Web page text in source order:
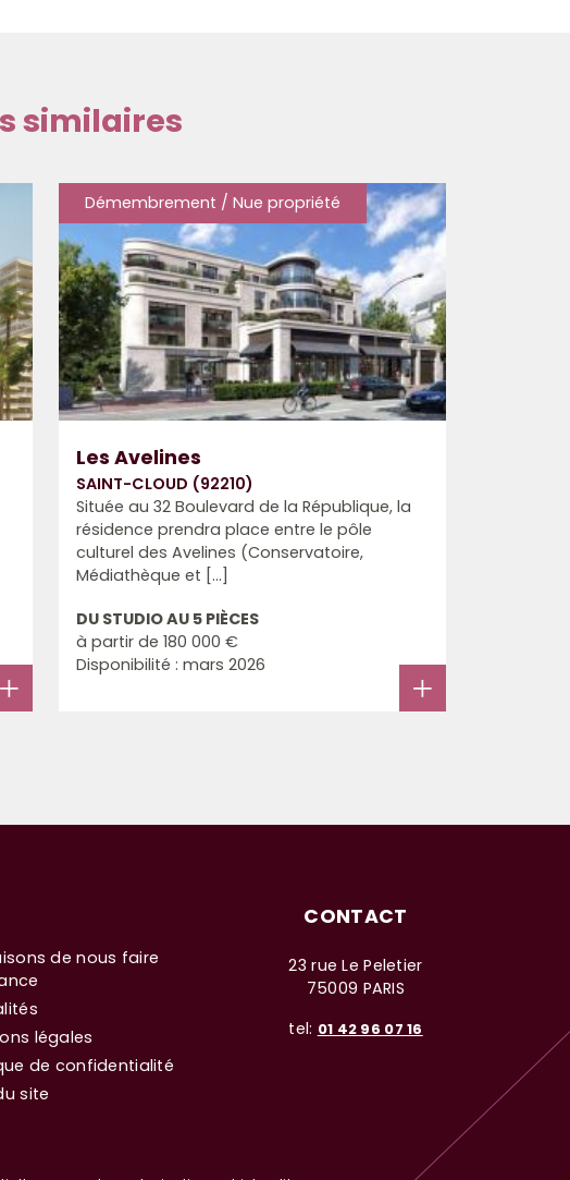
similaires
Démembrement / Nue propriété
Les Avelines
SAINT-CLOUD (92210)
Située au 32 Boulevard de la République, la
résidence prendra place entre le pôle
culturel des Avelines (Conservatoire,
Médiathèque et [...]
DU STUDIO AU 5 PIÈCES
à partir de 180 000 €
Disponibilité : mars 2026
de nous faire
légales
de confidentialité
site
CONTACT
23 rue Le Peletier
75009 PARIS
tel: 01 42 96 07 16